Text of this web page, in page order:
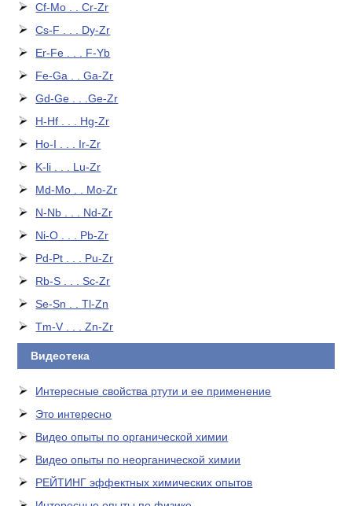
Cf-Mo . . Cr-Zr
Cs-F . . . Dy-Zr
Er-Fe . . . F-Yb
Fe-Ga . . Ga-Zr
Gd-Ge . . .Ge-Zr
H-Hf . . . Hg-Zr
Ho-I . . . Ir-Zr
K-li . . . Lu-Zr
Md-Mo . . Mo-Zr
N-Nb . . . Nd-Zr
Ni-O . . . Pb-Zr
Pd-Pt . . . Pu-Zr
Rb-S . . . Sc-Zr
Se-Sn . . Tl-Zn
Tm-V . . . Zn-Zr
Видеотека
Интересные свойства ртути и ее применение
Это интересно
Видео опыты по органической химии
Видео опыты по неорганической химии
РЕЙТИНГ эффектных химических опытов